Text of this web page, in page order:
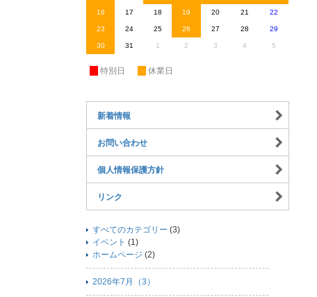
16 17 18 19 20 21 22
23 24 25 26 27 28 29
30 31 1 2 3 4 5
特別日 休業日
新着情報
お問い合わせ
個人情報保護方針
リンク
すべてのカテゴリー (3)
イベント (1)
ホームページ (2)
2026年7月（3）